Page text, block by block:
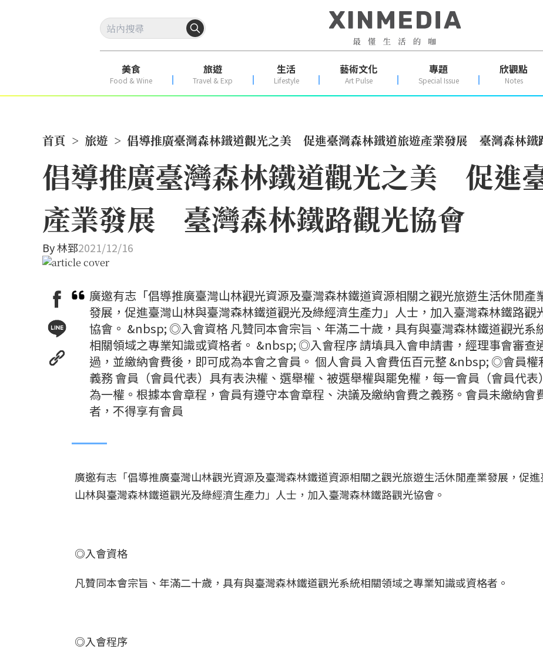
美食
Food & Wine
旅遊
Travel & Exp
生活
Lifestyle
藝術文化
Art Pulse
專題
Special Issue
欣觀點
Notes
首頁 > 旅遊 > 倡導推廣臺灣森林鐵道觀光之美 促進臺灣森林鐵道旅遊產業發展 臺灣森林鐵
倡導推廣臺灣森林鐵道觀光之美 促進
產業發展 臺灣森林鐵路觀光協會
By林郅2021/12/16
廣邀有志「倡導推廣臺灣山林觀光資源及臺灣森林鐵道資源相關之觀光旅遊生活休閒產
發展，促進臺灣山林與臺灣森林鐵道觀光及綠經濟生產力」人士，加入臺灣森林鐵路觀
協會。 &nbsp; ◎入會資格 凡贊同本會宗旨、年滿二十歲，具有與臺灣森林鐵道觀光系
相關領域之專業知識或資格者。 &nbsp; ◎入會程序 請填具入會申請書，經理事會審查
過，並繳納會費後，即可成為本會之會員。 個人會員 入會費伍百元整 &nbsp; ◎會員權
義務 會員（會員代表）具有表決權、選舉權、被選舉權與罷免權，每一會員（會員代表）
為一權。根據本會章程，會員有遵守本會章程、決議及繳納會費之義務。會員未繳納會
者，不得享有會員
廣邀有志「倡導推廣臺灣山林觀光資源及臺灣森林鐵道資源相關之觀光旅遊生活休閒產業發展，促進
山林與臺灣森林鐵道觀光及綠經濟生產力」人士，加入臺灣森林鐵路觀光協會。
◎入會資格
凡贊同本會宗旨、年滿二十歲，具有與臺灣森林鐵道觀光系統相關領域之專業知識或資格者。
◎入會程序